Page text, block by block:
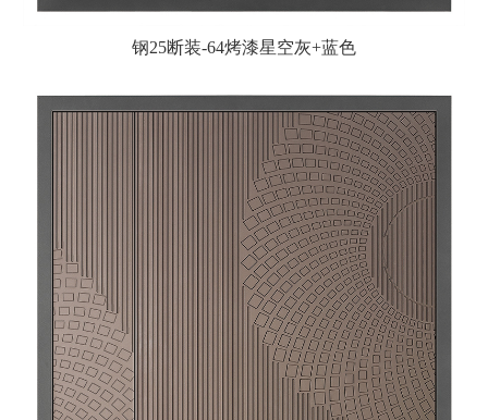
钢25断装-64烤漆星空灰+蓝色